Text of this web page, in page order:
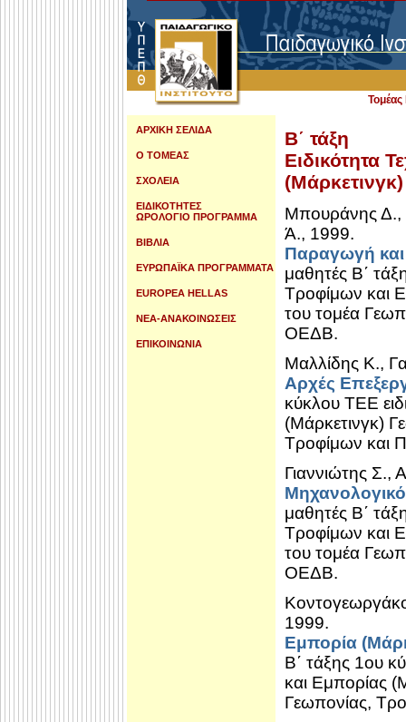
ΑΡΧΙΚΗ ΣΕΛΙΔΑ
Ο ΤΟΜΕΑΣ
ΣΧΟΛΕΙΑ
ΕΙΔΙΚΟΤΗΤΕΣ
ΩΡΟΛΟΓΙΟ ΠΡΟΓΡΑΜΜΑ
ΒΙΒΛΙΑ
ΕΥΡΩΠΑΪΚΑ ΠΡΟΓΡΑΜΜΑΤΑ
EUROPEA HELLAS
ΝΕΑ-ΑΝΑΚΟΙΝΩΣΕΙΣ
ΕΠΙΚΟΙΝΩΝΙΑ
Β΄ τάξη
Ειδικότητα
Μπουράνης Δ.,
Ά., 1999.
Παραγωγή και
μαθητές Β΄
Τροφίμων και
του τομέα
ΟΕΔΒ.
Μαλλίδης Κ.,
Αρχές
κύκλου ΤΕΕ
(Μάρκετινγκ)
Τροφίμων και
Γιαννιώτης
μαθητές Β΄
Τροφίμων και
του τομέα
ΟΕΔΒ.
1999.
Εμπορία
Β΄ τάξης 1ου
και Εμπορίας
Γεωπονίας,